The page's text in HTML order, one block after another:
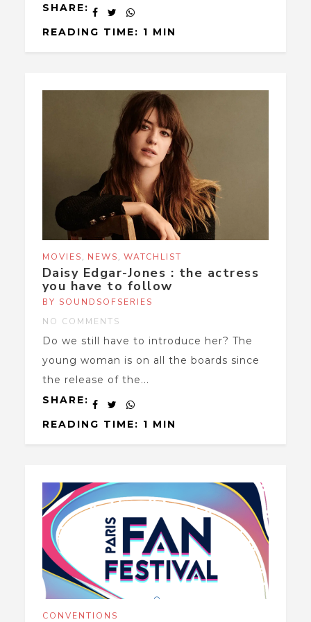
SHARE:
READING TIME: 1 MIN
MOVIES NEWS WATCHLIST
Daisy Edgar-Jones : the actress
you have to follow
BY SOUNDSOFSERIES
NO COMMENTS
Do we still have to introduce her? The
young woman is on all the boards since
the release of the...
SHARE:
READING TIME: 1 MIN
CONVENTIONS